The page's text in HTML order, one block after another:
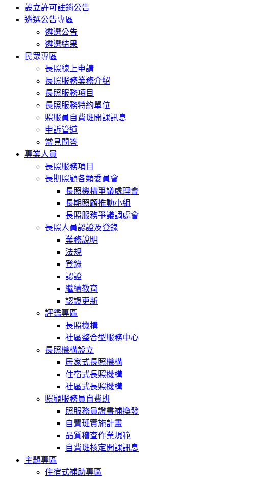
設立許可註銷公告
遴選公告專區
遴選公告
遴選結果
民眾專區
長照線上申請
長照服務業務介紹
長照服務項目
長照服務特約單位
照服員自費班開課訊息
申訴管道
常見問答
專業人員
長照服務項目
長期照顧各類委員會
長照機構爭議處理會
長期照顧推動小組
長照服務爭議調處會
長照人員認證及登錄
業務說明
法規
登錄
認證
繼續教育
認證更新
評鑑專區
長照機構
社區整合型服務中心
長照機構設立
居家式長照機構
住宿式長照機構
社區式長照機構
照顧服務員自費班
照服務員證書補換發
自費班實施計畫
品質稽查作業規範
自費班核定開課訊息
主題專區
住宿式補助專區